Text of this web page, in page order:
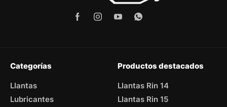
Categorías
Llantas
Lubricantes
Productos destacados
Llantas Rin 14
Llantas Rin 15